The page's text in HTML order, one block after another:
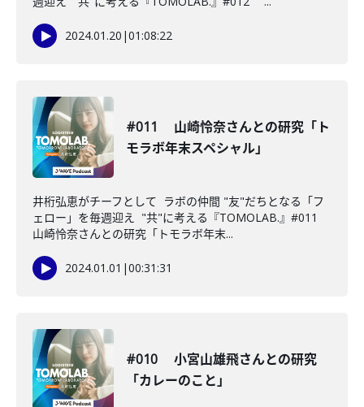
2024.01.20 |01:08:22
#011 山崎怜奈さんとの研究「ト
モラボ年末スペシャル」
井桁弘恵がチーフとして ラボの仲間 "友"だちとなる「フ
ェロー」を毎週迎え "共"に考える『TOMOLAB.』#011
山崎怜奈さんとの研究「トモラボ年末...
2024.01.01 |00:31:31
#010 小宮山雄飛さんとの研究
「カレーのこと」